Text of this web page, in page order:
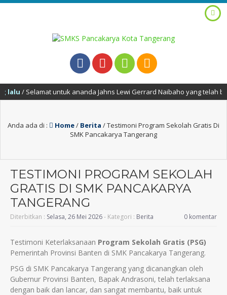
/ Selamat untuk ananda Jahns Lewi Gerrard Naibaho yang telah
Anda ada di : Home/ Berita /Testimoni Program Sekolah Gratis Di
SMK Pancakarya Tangerang
TESTIMONI PROGRAM SEKOLAH
GRATIS DI SMK PANCAKARYA
TANGERANG
Diterbitkan : Selasa, 26 Mei 2026- Kategori : Berita 0 komentar
Testimoni Keterlaksanaan Program Sekolah Gratis (PSG)
Pemerintah Provinsi Banten di SMK Pancakarya Tangerang.
PSG di SMK Pancakarya Tangerang yang dicanangkan oleh
Gubernur Provinsi Banten, Bapak Andrasoni, telah terlaksana
dengan baik dan lancar, dan sangat membantu, baik untuk